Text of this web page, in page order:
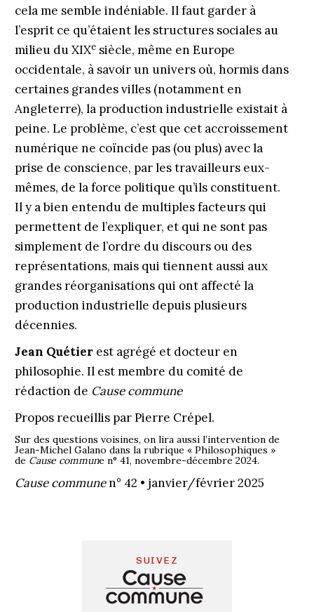
cela me semble indéniable. Il faut garder à
l’esprit ce qu’étaient les structures sociales au
milieu du XIXesiècle, même en Europe
occidentale, à savoir un univers où, hormis dans
certaines grandes villes (notamment en
Angleterre), la production industrielle existait à
peine. Le problème, c’est que cet accroissement
numérique ne coïncide pas (ou plus) avec la
prise de conscience, par les travailleurs eux-
mêmes, de la force politique qu’ils constituent.
Il y a bien entendu de multiples facteurs qui
permettent de l’expliquer, et qui ne sont pas
simplement de l’ordre du discours ou des
représentations, mais qui tiennent aussi aux
grandes réorganisations qui ont affecté la
production industrielle depuis plusieurs
décennies.
Jean Quétierest agrégé et docteur en
philosophie. Il est membre du comité de
rédaction de Cause commune
Propos recueillis par Pierre Crépel.
Sur des questions voisines, on lira aussi l’intervention de
Jean-Michel Galano dans la rubrique « Philosophiques »
de Cause commune n° 41, novembre-décembre 2024.
Cause communen° 42 • janvier/février 2025
SUIVEZ